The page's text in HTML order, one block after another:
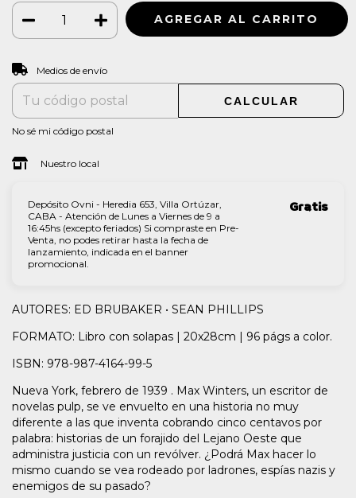
Entregas para el CP:
Medios de envío
CALCULAR
No sé mi código postal
Nuestro local
Depósito Ovni - Heredia 653, Villa Ortúzar,
CABA - Atención de Lunes a Viernes de 9 a
16:45hs (excepto feriados) Si compraste en Pre-
Venta, no podes retirar hasta la fecha de
lanzamiento, indicada en el banner
promocional.
Gratis
AUTORES: ED BRUBAKER • SEAN PHILLIPS
FORMATO: Libro con solapas | 20x28cm | 96 págs a color.
ISBN: 978-987-4164-99-5
Nueva York, febrero de 1939 . Max Winters, un escritor de
novelas pulp, se ve envuelto en una historia no muy
diferente a las que inventa cobrando cinco centavos por
palabra: historias de un forajido del Lejano Oeste que
administra justicia con un revólver. ¿Podrá Max hacer lo
mismo cuando se vea rodeado por ladrones, espías nazis y
enemigos de su pasado?